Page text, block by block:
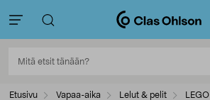
Etusivu Vapaa-aika Lelut & pelit LEGO